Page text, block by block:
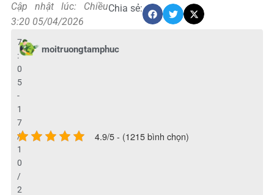
Cập nhật lúc: Chiều
3:20 05/04/2026
Chia sẻ:
moitruongtamphuc
7
:
0
5
-
1
7
/
1
0
/
2
4.9/5 - (1215 bình chọn)